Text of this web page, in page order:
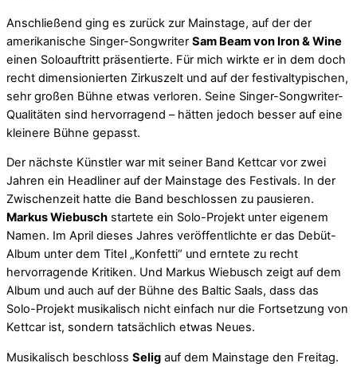
Anschließend ging es zurück zur Mainstage, auf der der
amerikanische Singer-Songwriter Sam Beam von Iron & Wine
einen Soloauftritt präsentierte. Für mich wirkte er in dem doch
recht dimensionierten Zirkuszelt und auf der festivaltypischen,
sehr großen Bühne etwas verloren. Seine Singer-Songwriter-
Qualitäten sind hervorragend – hätten jedoch besser auf eine
kleinere Bühne gepasst.
Der nächste Künstler war mit seiner Band Kettcar vor zwei
Jahren ein Headliner auf der Mainstage des Festivals. In der
Zwischenzeit hatte die Band beschlossen zu pausieren.
Markus Wiebusch startete ein Solo-Projekt unter eigenem
Namen. Im April dieses Jahres veröffentlichte er das Debüt-
Album unter dem Titel „Konfetti“ und erntete zu recht
hervorragende Kritiken. Und Markus Wiebusch zeigt auf dem
Album und auch auf der Bühne des Baltic Saals, dass das
Solo-Projekt musikalisch nicht einfach nur die Fortsetzung von
Kettcar ist, sondern tatsächlich etwas Neues.
Musikalisch beschloss Selig auf dem Mainstage den Freitag.